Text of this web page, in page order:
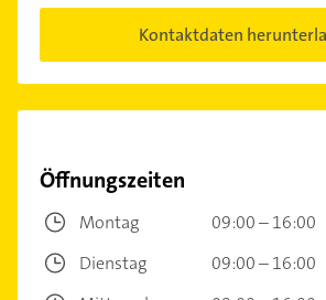
Kontaktdaten
Öffnungszeiten
Montag
09:00 – 16:00
Dienstag
09:00 – 16:00